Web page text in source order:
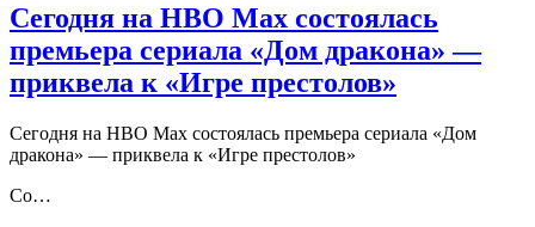
Сегодня на HBO Max состоялась
премьера сериала «Дом дракона» —
приквела к «Игре престолов»
Сегодня на HBO Max состоялась премьера сериала «Дом
дракона» — приквела к «Игре престолов»
Со…